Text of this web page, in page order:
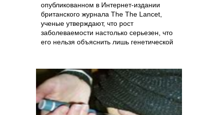
опубликованном в Интернет-издании
британского журнала The The Lancet,
ученые утверждают, что рост
заболеваемости настолько серьезен, что
его нельзя объяснить лишь генетической